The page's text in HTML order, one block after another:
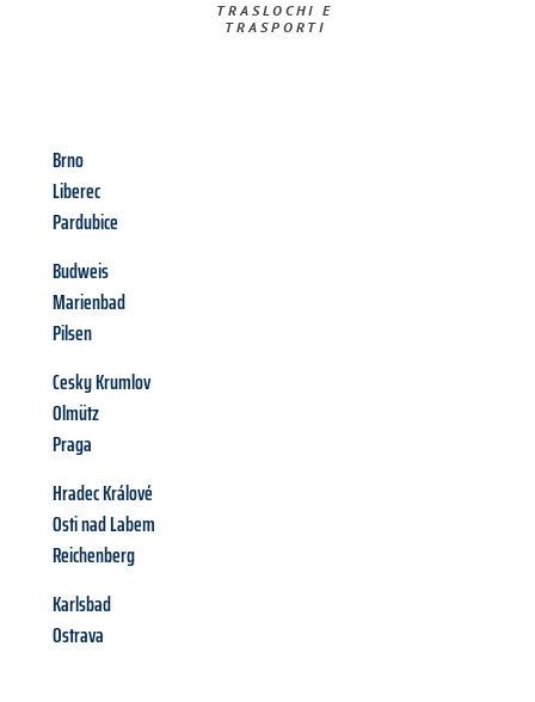
TRASLOCHI E
TRASPORTI​
Brno
Liberec
Pardubice
Budweis
Marienbad
Pilsen
Cesky Krumlov
Olmütz
Praga
Hradec Králové
Osti nad Labem
Reichenberg
Karlsbad
Ostrava